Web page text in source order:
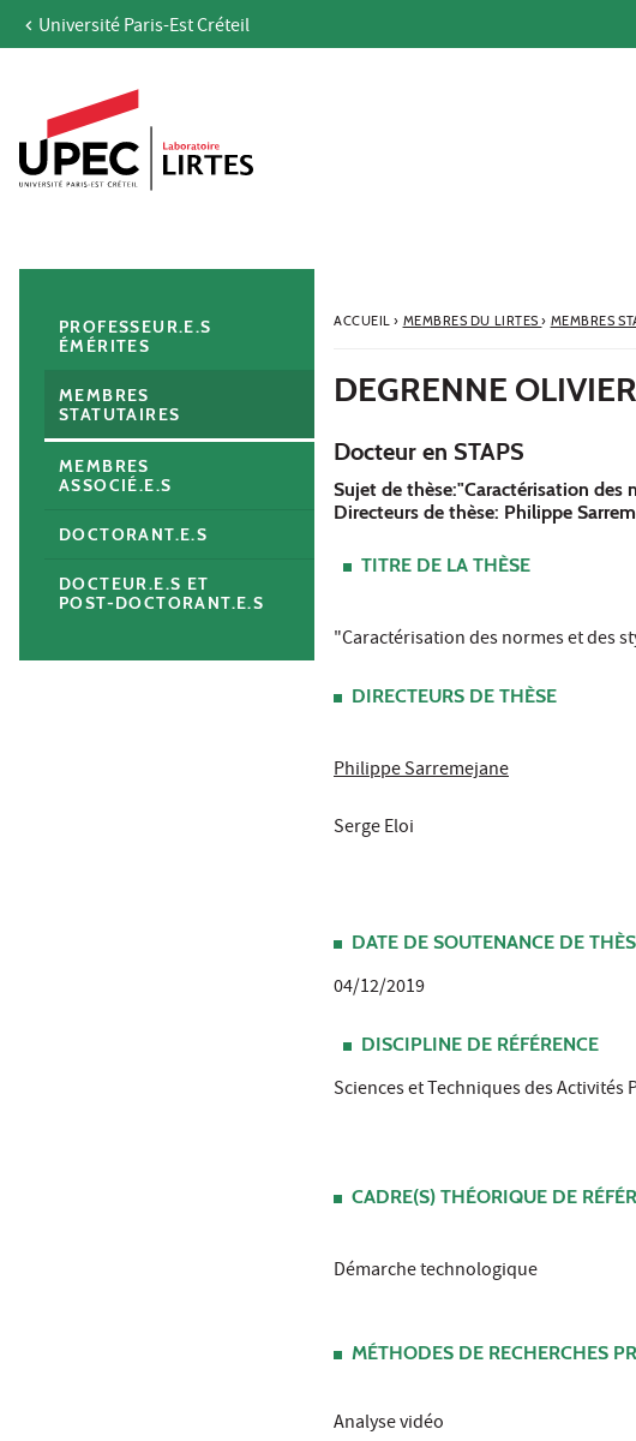
Aller au contenu
Accès directs
Recherche
Navigation secondaire
Université Paris-Est Créteil
ACCUEIL› MEMBRES DU LIRTES› MEMBRES
DEGRENNE
Docteur en STAPS
Sujet de thèse:"Caractérisation
Directeurs de thèse: Philippe
TITRE DE LA THÈSE
"Caractérisation des normes et des
DIRECTEURS DE THÈSE
Philippe Sarremejane
Serge Eloi
DATE DE SOUTENANCE DE
04/12/2019
DISCIPLINE DE RÉFÉRENCE
Sciences et Techniques des Activités
CADRE(S) THÉORIQUE DE
Démarche technologique
MÉTHODES DE RECHERCHES
Analyse vidéo
PROFESSEUR.E.S
ÉMÉRITES
MEMBRES
STATUTAIRES
MEMBRES
ASSOCIÉ.E.S
DOCTORANT.E.S
DOCTEUR.E.S ET
POST-DOCTORANT.E.S